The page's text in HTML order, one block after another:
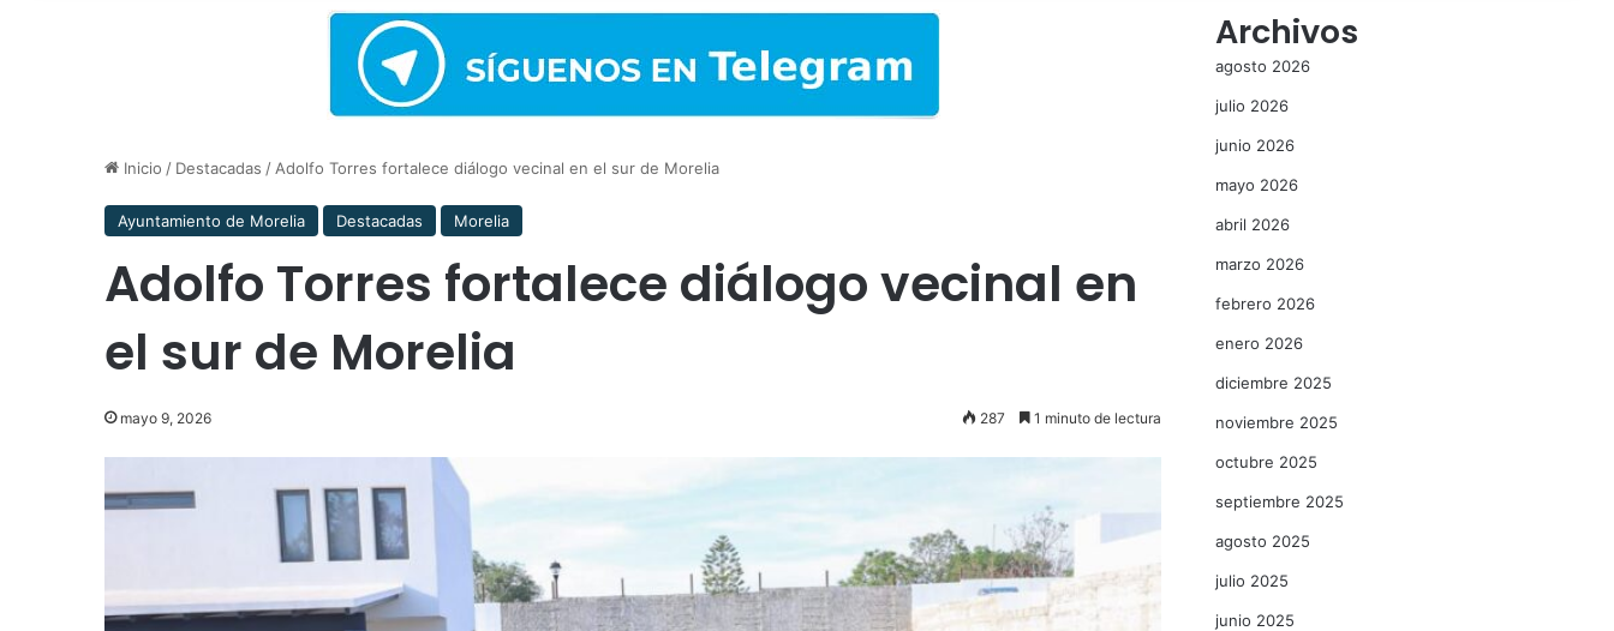
Inicio / Destacadas / Adolfo Torres fortalece diálogo vecinal en el sur de Morelia
Ayuntamiento de Morelia Destacadas Morelia
Adolfo Torres fortalece diálogo vecinal en
el sur de Morelia
mayo 9, 2026 287 1 minuto de lectura
Archivos
agosto 2026
julio 2026
junio 2026
mayo 2026
abril 2026
marzo 2026
febrero 2026
enero 2026
diciembre 2025
noviembre 2025
octubre 2025
septiembre 2025
agosto 2025
julio 2025
junio 2025